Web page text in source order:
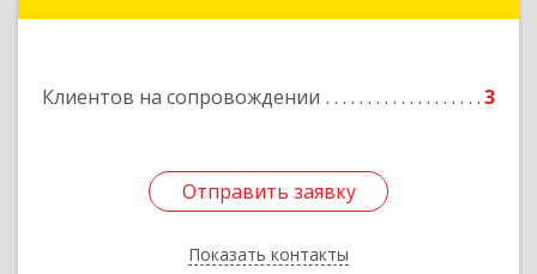
Клиентов на сопровождении 3
Отправить заявку
Показать контакты
Отправить заявку
Назад